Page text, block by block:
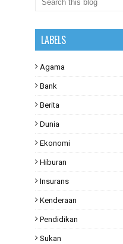
LABELS
Agama
Bank
Berita
Dunia
Ekonomi
Hiburan
Insurans
Kenderaan
Pendidikan
Sukan